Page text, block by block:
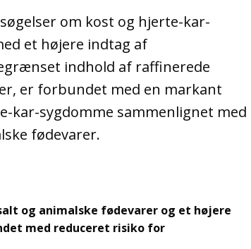
om kost og hjerte-kar-
et højere indtag af
indhold af raffinerede
er forbundet med en markant
kar-sygdomme sammenlignet med
fødevarer.
og animalske fødevarer og et højere
med reduceret risiko for